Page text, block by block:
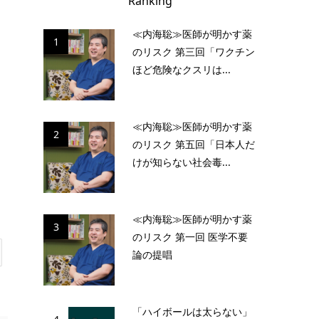
1
≪内海聡≫医師が明かす薬
のリスク 第三回「ワクチン
ほど危険なクスリは...
2
≪内海聡≫医師が明かす薬
のリスク 第五回「日本人だ
けが知らない社会毒...
3
≪内海聡≫医師が明かす薬
のリスク 第一回 医学不要
論の提唱
「ハイボールは太らない」